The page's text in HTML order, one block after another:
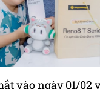
vào ngày 01/02